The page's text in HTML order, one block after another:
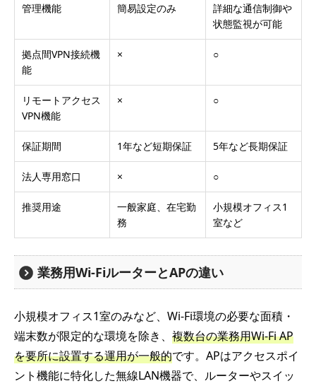
管理機能 簡易設定のみ
詳細な通信制御や
状態監視が可能
拠点間VPN接続機
能
× ○
リモートアクセス
VPN機能
× ○
保証期間 1年など短期保証 5年など長期保証
法人専用窓口 × ○
推奨用途
一般家庭、在宅勤
務
小規模オフィス1
室など
業務用Wi-FiルーターとAPの違い
小規模オフィス1室のみなど、Wi-Fi環境の必要な面積・
端末数が限定的な環境を除き、 複数台の業務用Wi-Fi AP
を要所に設置する運用が一般的です。APはアクセスポイ
ント機能に特化した無線LAN機器で、ルーターやスイッ